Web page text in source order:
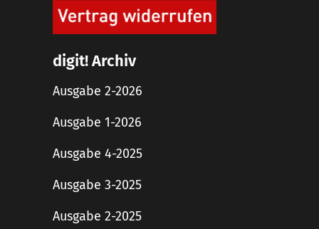
digit! Archiv
Ausgabe 2-2026
Ausgabe 1-2026
Ausgabe 4-2025
Ausgabe 3-2025
Ausgabe 2-2025